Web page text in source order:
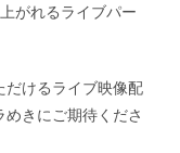
がれるライブパー
だけるライブ映像配
きにご期待くださ